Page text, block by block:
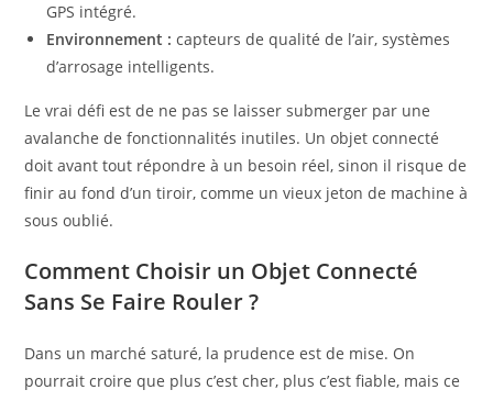
GPS intégré.
Environnement : capteurs de qualité de l’air, systèmes
d’arrosage intelligents.
Le vrai défi est de ne pas se laisser submerger par une
avalanche de fonctionnalités inutiles. Un objet connecté
doit avant tout répondre à un besoin réel, sinon il risque de
finir au fond d’un tiroir, comme un vieux jeton de machine à
sous oublié.
Comment Choisir un Objet Connecté
Sans Se Faire Rouler ?
Dans un marché saturé, la prudence est de mise. On
pourrait croire que plus c’est cher, plus c’est fiable, mais ce